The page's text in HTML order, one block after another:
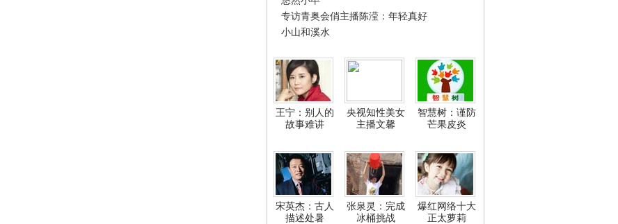
专访青奥会俏主播陈滢：年轻真好
小山和溪水
王宁：别人的
故事难讲
央视知性美女
主播文馨
智慧树：谨防
芒果皮炎
宋英杰：古人
描述处暑
张泉灵：完成
冰桶挑战
爆红网络十大
正太萝莉